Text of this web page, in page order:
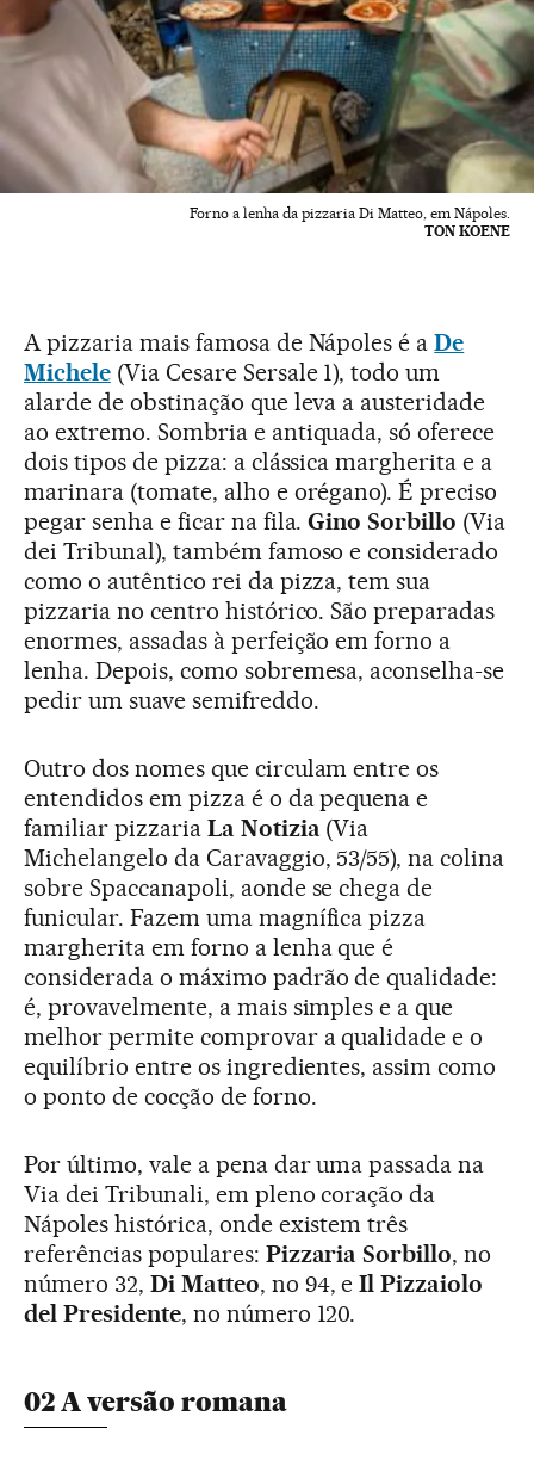
Forno a lenha da pizzaria Di Matteo, em Nápoles.
TON KOENE
A pizzaria mais famosa de Nápoles é aDe
Michele(Via Cesare Sersale 1), todo um
alarde de obstinação que leva a austeridade
ao extremo. Sombria e antiquada, só oferece
dois tipos de pizza: a clássica margherita e a
marinara (tomate, alho e orégano). É preciso
pegar senha e ficar na fila.Gino Sorbillo (Via
dei Tribunal), também famoso e considerado
como o autêntico rei da pizza, tem sua
pizzaria no centro histórico. São preparadas
enormes, assadas à perfeição em forno a
lenha. Depois, como sobremesa, aconselha-se
pedir um suave semifreddo.
Outro dos nomes que circulam entre os
entendidos em pizza é o da pequena e
familiar pizzaria La Notizia (Via
Michelangelo da Caravaggio, 53/55), na colina
sobre Spaccanapoli, aonde se chega de
funicular. Fazem uma magnífica pizza
margherita em forno a lenha que é
considerada o máximo padrão de qualidade:
é, provavelmente, a mais simples e a que
melhor permite comprovar a qualidade e o
equilíbrio entre os ingredientes, assim como
o ponto de cocção de forno.
Por último, vale a pena dar uma passada na
Via dei Tribunali, em pleno coração da
Nápoles histórica, onde existem três
referências populares: Pizzaria Sorbillo, no
número 32, Di Matteo, no 94, eIl Pizzaiolo
del Presidente, no número 120.
02 A versão romana